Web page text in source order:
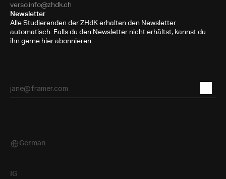
verso.info@zhdk.ch
Newsletter
Alle Studierenden der ZHdK erhalten den Newsletter
automatisch. Falls du den Newsletter nicht erhältst, kannst du
ihn gerne hier abonnieren.
Select Language
German
IG